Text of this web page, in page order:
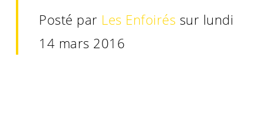
Posté par Les Enfoirés sur lundi
14 mars 2016